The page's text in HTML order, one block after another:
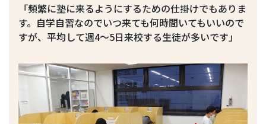
「頻繁に塾に来るようにするための仕掛けでもありま
す。自学自習なのでいつ来ても何時間いてもいいので
すが、平均して週4～5日来校する生徒が多いです」